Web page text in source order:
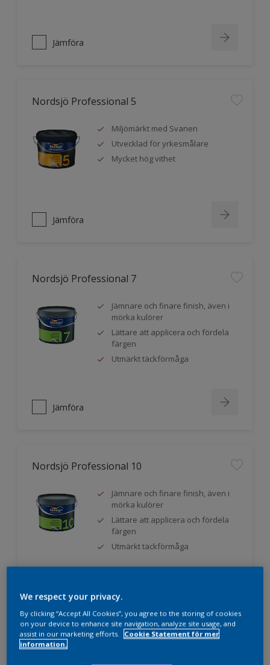
Jämföra
Nordsjö Professional 5
Miljömärkt med Svanen
Utvecklad för yrkesmålare
Mycket hög vithet
Jämföra
Nordsjö Professional 7
Jämnare och finare finish, även i
mörka kulörer
Lättare att applicera och fördela
färgen
Utmärkt täckförmåga
Jämföra
Nordsjö Professional 10
Jämnare och finare finish, även i
mörka kulörer
Lättare att applicera och fördela
färgen
Utmärkt täckförmåga
Jämföra
Nordsjö Professional 20
We respect your privacy.
By clicking “Accept All Cookies”, you agree to the storing of cookies
on your device to enhance site navigation, analyze site usage, and
assist in our marketing efforts.
Cookie Statement för mer
information.